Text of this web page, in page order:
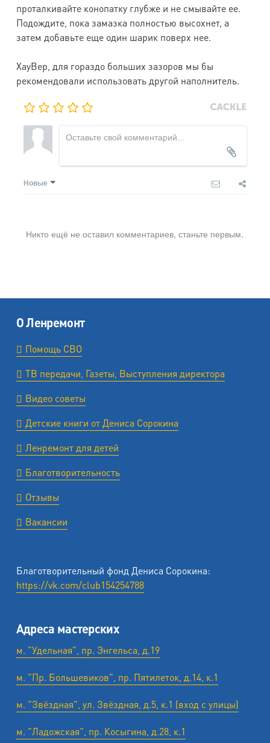
проталкивайте конопатку глубже и не смывайте ее.
Подождите, пока замазка полностью высохнет, а
затем добавьте еще один шарик поверх нее.
ХауВер, для гораздо больших зазоров мы бы
рекомендовали использовать другой наполнитель.
Новые
Никто ещё не оставил комментариев, станьте первым.
О Ленремонт
Помощь СВО
ТВ передачи, Газеты, Выступления директора
Видео советы
Детские книги от Дениса Сорокина
Ленремонт для детей
Благотворительность
Отзывы
Вакансии
Благотворительный фонд Дениса Сорокина:
https://vk.com/club154254788
Адреса мастерских
м. "Удельная", пр. Энгельса, д.19
м. "Пр. Большевиков", пр. Пятилеток, д.14, к.1
м. "Звёздная", ул. Звёздная, д.5, к.1 (вход с улицы)
м. "Ладожская", пр. Косыгина, д.28, к.1